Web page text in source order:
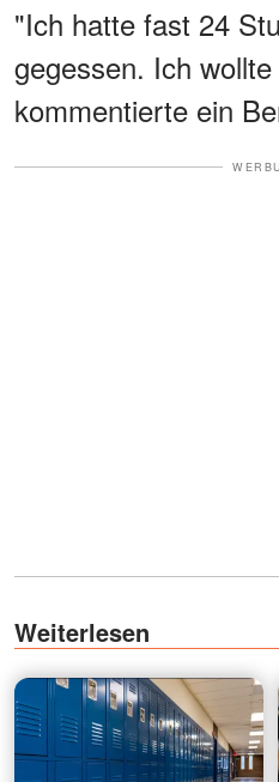
"Ich hatte fast 24
gegessen. Ich
kommentierte ein
Weiterlesen